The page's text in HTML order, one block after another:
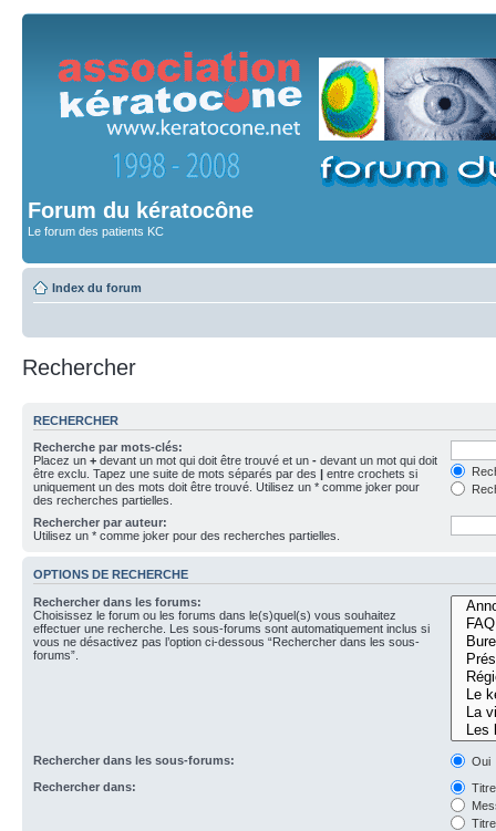
Forum du kératocône
Le forum des patients KC
Index du forum
Rechercher
RECHERCHER
Recherche par mots-clés:
Placez un + devant un mot qui doit être trouvé et un - devant un mot qui doit
être exclu. Tapez une suite de mots séparés par des | entre crochets si
uniquement un des mots doit être trouvé. Utilisez un * comme joker pour
des recherches partielles.
Rechercher par auteur:
Utilisez un * comme joker pour des recherches partielles.
OPTIONS DE RECHERCHE
Rechercher dans les forums:
Choisissez le forum ou les forums dans le(s)quel(s) vous souhaitez
effectuer une recherche. Les sous-forums sont automatiquement inclus si
vous ne désactivez pas l’option ci-dessous “Rechercher dans les sous-
forums”.
Rechercher dans les sous-forums:
Oui
Rechercher dans: